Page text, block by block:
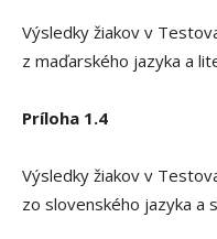
Výsledky žiakov v
z maďarského jazyka a
Príloha 1.4
Výsledky žiakov v
zo slovenského jazyka a